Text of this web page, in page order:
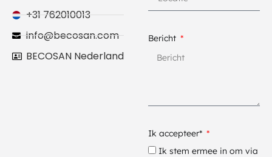
+31 762010013
info@becosan.com
BECOSAN Nederland
Bericht
Ik accepteer*
Ik stem ermee in om via